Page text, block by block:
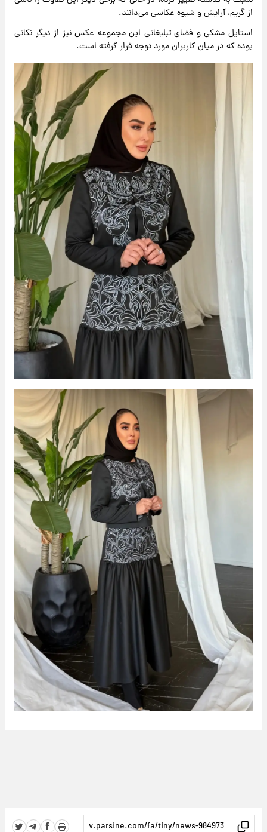
از گریم، آرایش و شیوه عکاسی می‌دانند.
استایل مشکی و فضای تبلیغاتی این مجموعه عکس نیز از دیگر نکاتی
بوده که در میان کاربران مورد توجه قرار گرفته است.